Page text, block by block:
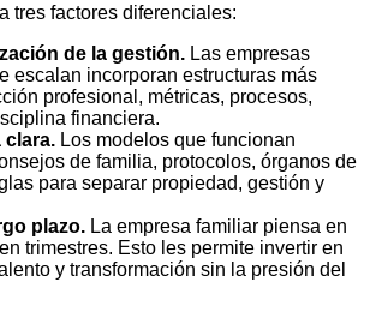
tres factores diferenciales:
de la gestión. Las empresas
escalan incorporan estructuras más
profesional, métricas, procesos,
financiera.
clara. Los modelos que funcionan
de familia, protocolos, órganos de
para separar propiedad, gestión y
plazo. La empresa familiar piensa en
trimestres. Esto les permite invertir en
y transformación sin la presión del